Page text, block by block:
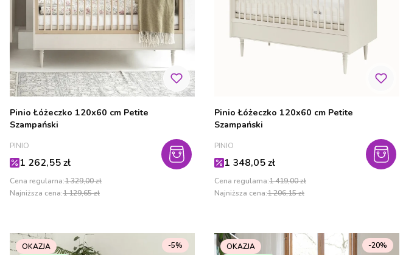
Pinio Łóżeczko 120x60 cm Petite
Szampański
PRODUCENT
PINIO
Cena promocyjna
1 262,55 zł
Cena regularna:1 329,00 zł
Najniższa cena:1 129,65 zł
Pinio Łóżeczko 120x60 cm Petite
Szampański
PRODUCENT
PINIO
Cena promocyjna
1 348,05 zł
Cena regularna:1 419,00 zł
Najniższa cena:1 206,15 zł
OKAZJA
-5%
OKAZJA
-20%